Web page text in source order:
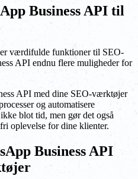
Business API til
værdifulde funktioner til SEO-
API endnu flere muligheder for
API med dine SEO-værktøjer
og automatisere
blot tid, men gør det også
oplevelse for dine klienter.
Business API